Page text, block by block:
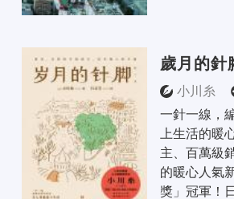
歲月的針
小川糸
一針一線，
上生活的暖
主、百萬級
的暖心人氣
獎」冠軍！